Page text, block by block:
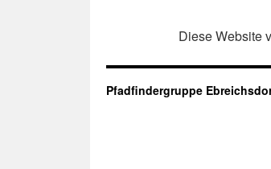
Diese Website
Pfadfindergruppe